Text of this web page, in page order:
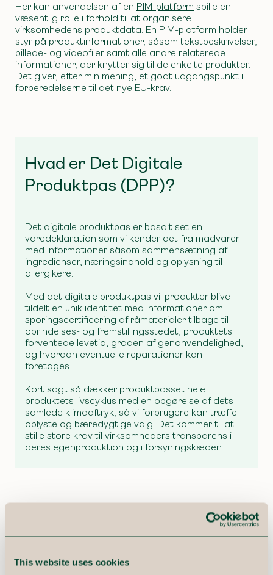
This website uses cookies
Her kan anvendelsen af en PIM-platform spille en
væsentlig rolle i forhold til at organisere
virksomhedens produktdata. En PIM-platform holder
styr på produktinformationer, såsom tekstbeskrivelser,
billede- og videofiler samt alle andre relaterede
informationer, der knytter sig til de enkelte produkter.
Det giver, efter min mening, et godt udgangspunkt i
forberedelserne til det nye EU-krav.
Hvad er Det Digitale
Produktpas (DPP)?
Det digitale produktpas er basalt set en
varedeklaration som vi kender det fra madvarer
med informationer såsom sammensætning af
ingredienser, næringsindhold og oplysning til
allergikere.
Med det digitale produktpas vil produkter blive
tildelt en unik identitet med informationer om
sporingscertificering af råmaterialer tilbage til
oprindelses- og fremstillingsstedet, produktets
forventede levetid, graden af genanvendelighed,
og hvordan eventuelle reparationer kan
foretages.
Kort sagt så dækker produktpasset hele
produktets livscyklus med en opgørelse af dets
samlede klimaaftryk, så vi forbrugere kan træffe
oplyste og bæredygtige valg. Det kommer til at
stille store krav til virksomheders transparens i
deres egenproduktion og i forsyningskæden.
Forestil dig en bil. Den består af flere tusinde
materialer og komponenter, såvel som bilen som
helhed skal kunne dokumenteres i det digitale